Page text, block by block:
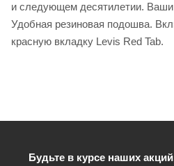
и следующем десятилетии. Ваши
Удобная резиновая подошва.
красную вкладку Levis Red Tab.
Будьте в курсе наших